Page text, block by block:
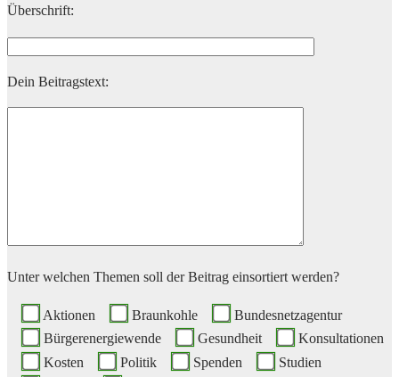
Über­schrift:
Dein Bei­trags­text:
Unter wel­chen The­men soll der Bei­trag ein­sor­tiert werden?
Aktio­nen Braun­koh­le
Bun­des­netz­agen­tur
Bür­ger­en­er­gie­wen­de
Gesund­heit
Kon­sul­ta­tio­nen
Kos­ten
Poli­tik Spen­den
Stu­di­en